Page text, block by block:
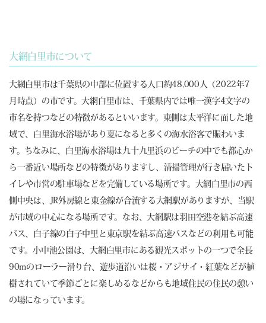
大網白里市について
大網白里市は千葉県の中部に位置する人口約48,000人（2022年7
月時点）の市です。大網白里市は、千葉県内では唯一漢字4文字の
市名を持つなどの特徴があるといいます。東側は太平洋に面した地
域で、白里海水浴場があり夏になると多くの海水浴客で賑わいま
す。ちなみに、白里海水浴場は九十九里浜のビーチの中でも都心か
ら一番近い場所などの特徴がありますし、清掃管理が行き届いたト
イレや市営の駐車場などを完備している場所です。大網白里市の西
側中央は、JR外房線と東金線が合流する大網駅がありますが、当駅
が市域の中心になる場所です。なお、大網駅は羽田空港を結ぶ高速
バス、白子線の白子中里と東京駅を結ぶ高速バスなどの利用も可能
です。小中池公園は、大網白里市にある観光スポットの一つで全長
90mのローラー滑り台、遊歩道沿いは桜・アジサイ・紅葉などが植
樹されていて季節ごとに楽しめるなどからも地域住民の住民の憩い
の場になっています。